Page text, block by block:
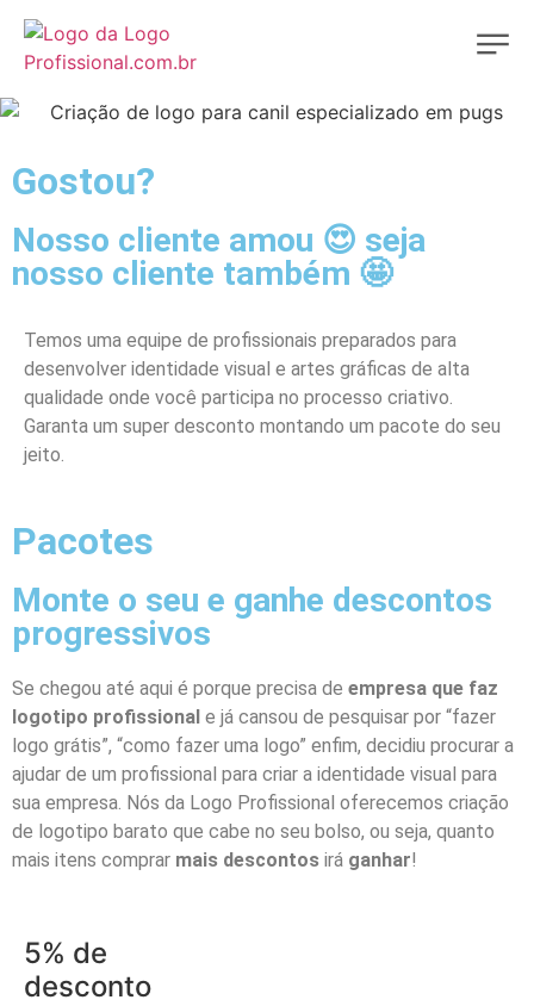
Gostou?
Nosso cliente amou 😍 seja
nosso cliente também 🤩
Temos uma equipe de profissionais preparados para
desenvolver identidade visual e artes gráficas de alta
qualidade onde você participa no processo criativo.
Garanta um super desconto montando um pacote do seu
jeito.
Pacotes
Monte o seu e ganhe descontos
progressivos
Se chegou até aqui é porque precisa de empresa que faz
logotipo profissional e já cansou de pesquisar por “fazer
logo grátis”, “como fazer uma logo” enfim, decidiu procurar a
ajudar de um profissional para criar a identidade visual para
sua empresa. Nós da Logo Profissional oferecemos criação
de logotipo barato que cabe no seu bolso, ou seja, quanto
mais itens comprar mais descontos irá ganhar!
5% de
desconto